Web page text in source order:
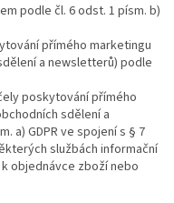
podle čl. 6 odst. 1 písm. b)
přímého marketingu
a newsletterů) podle
poskytování přímého
sdělení a
a) GDPR ve spojení s § 7
službách informační
objednávce zboží nebo